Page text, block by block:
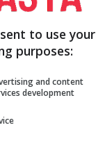
to use your
purposes:
and content
development